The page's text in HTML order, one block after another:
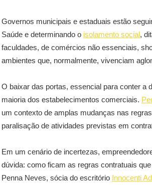
Governos municipais e estaduais estão
Saúde e determinando o isolamento social,
faculdades, de comércios não essenciais,
ambientes que, normalmente, vivenciam
O baixar das portas, essencial para conter a
maioria dos estabelecimentos comerciais.
um contexto de amplas mudanças nas
paralisação de atividades previstas em
Em um cenário de incertezas,
dúvida: como ficam as regras contratuais
Penna Neves, sócia do escritório Innocenti